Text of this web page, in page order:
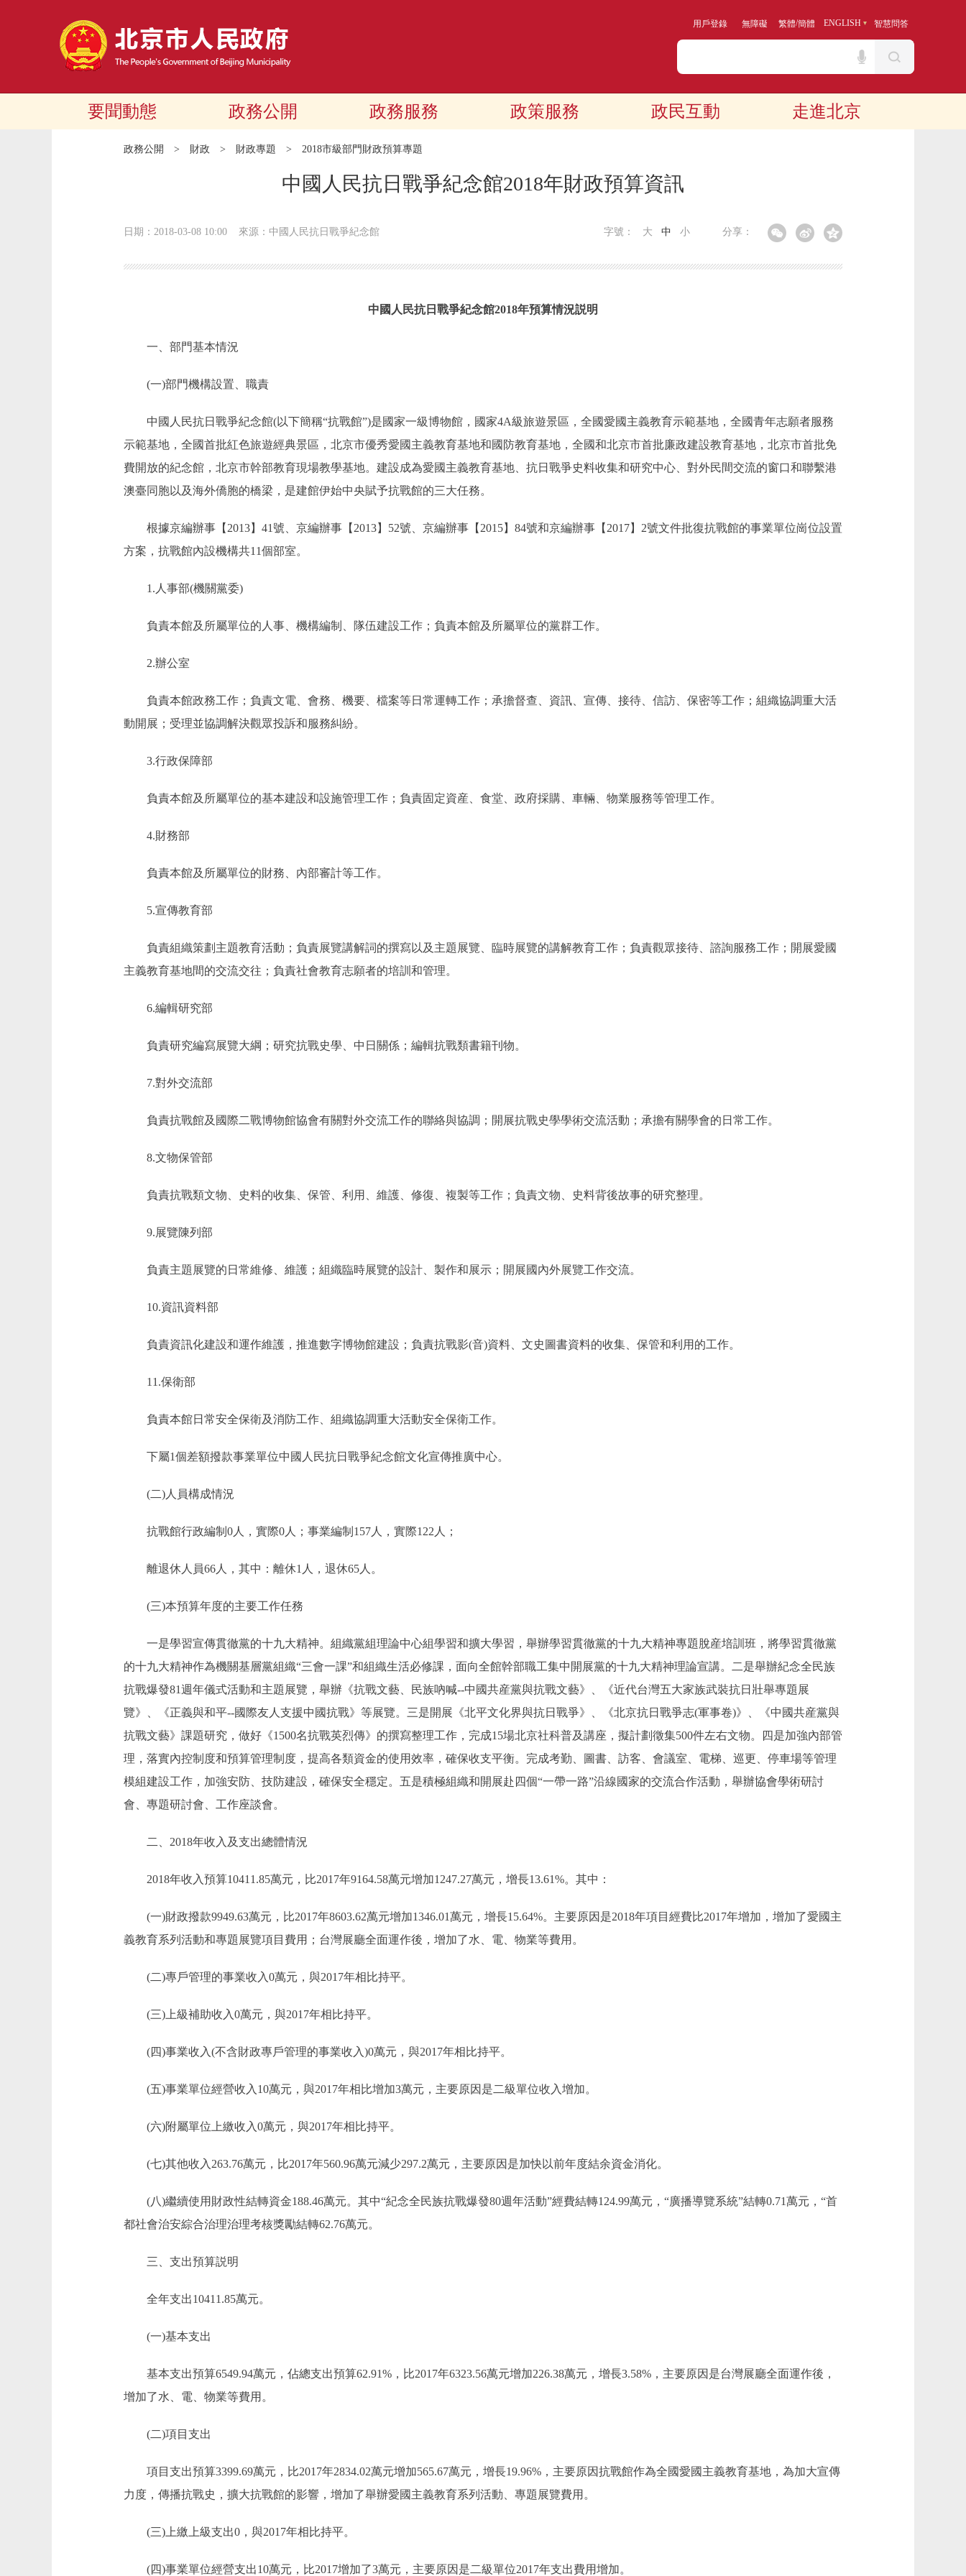
用戶登錄 無障礙 繁體/簡體 ENGLISH 智慧問答
要聞動態 政務公開 政務服務 政策服務 政民互動 走進北京
政務公開 > 財政 > 財政專題 > 2018市級部門財政預算專題
中國人民抗日戰爭紀念館2018年財政預算資訊
日期：2018-03-08 10:00 來源：中國人民抗日戰爭紀念館 分享：
字號： 大 中 小
中國人民抗日戰爭紀念館2018年預算情況説明
一、部門基本情況
(一)部門機構設置、職責
中國人民抗日戰爭紀念館(以下簡稱“抗戰館”)是國家一級博物館，國家4A級旅遊景區，全國愛國主義教育示範基地，全國青年志願者服務
示範基地，全國首批紅色旅遊經典景區，北京市優秀愛國主義教育基地和國防教育基地，全國和北京市首批廉政建設教育基地，北京市首批免
費開放的紀念館，北京市幹部教育現場教學基地。建設成為愛國主義教育基地、抗日戰爭史料收集和研究中心、對外民間交流的窗口和聯繫港
澳臺同胞以及海外僑胞的橋梁，是建館伊始中央賦予抗戰館的三大任務。
根據京編辦事【2013】41號、京編辦事【2013】52號、京編辦事【2015】84號和京編辦事【2017】2號文件批復抗戰館的事業單位崗位設置
方案，抗戰館內設機構共11個部室。
1.人事部(機關黨委)
負責本館及所屬單位的人事、機構編制、隊伍建設工作；負責本館及所屬單位的黨群工作。
2.辦公室
負責本館政務工作；負責文電、會務、機要、檔案等日常運轉工作；承擔督查、資訊、宣傳、接待、信訪、保密等工作；組織協調重大活
動開展；受理並協調解決觀眾投訴和服務糾紛。
3.行政保障部
負責本館及所屬單位的基本建設和設施管理工作；負責固定資産、食堂、政府採購、車輛、物業服務等管理工作。
4.財務部
負責本館及所屬單位的財務、內部審計等工作。
5.宣傳教育部
負責組織策劃主題教育活動；負責展覽講解詞的撰寫以及主題展覽、臨時展覽的講解教育工作；負責觀眾接待、諮詢服務工作；開展愛國
主義教育基地間的交流交往；負責社會教育志願者的培訓和管理。
6.編輯研究部
負責研究編寫展覽大綱；研究抗戰史學、中日關係；編輯抗戰類書籍刊物。
7.對外交流部
負責抗戰館及國際二戰博物館協會有關對外交流工作的聯絡與協調；開展抗戰史學學術交流活動；承擔有關學會的日常工作。
8.文物保管部
負責抗戰類文物、史料的收集、保管、利用、維護、修復、複製等工作；負責文物、史料背後故事的研究整理。
9.展覽陳列部
負責主題展覽的日常維修、維護；組織臨時展覽的設計、製作和展示；開展國內外展覽工作交流。
10.資訊資料部
負責資訊化建設和運作維護，推進數字博物館建設；負責抗戰影(音)資料、文史圖書資料的收集、保管和利用的工作。
11.保衛部
負責本館日常安全保衛及消防工作、組織協調重大活動安全保衛工作。
下屬1個差額撥款事業單位中國人民抗日戰爭紀念館文化宣傳推廣中心。
(二)人員構成情況
抗戰館行政編制0人，實際0人；事業編制157人，實際122人；
離退休人員66人，其中：離休1人，退休65人。
(三)本預算年度的主要工作任務
一是學習宣傳貫徹黨的十九大精神。組織黨組理論中心組學習和擴大學習，舉辦學習貫徹黨的十九大精神專題脫産培訓班，將學習貫徹黨
的十九大精神作為機關基層黨組織“三會一課”和組織生活必修課，面向全館幹部職工集中開展黨的十九大精神理論宣講。二是舉辦紀念全民族
抗戰爆發81週年儀式活動和主題展覽，舉辦《抗戰文藝、民族吶喊--中國共産黨與抗戰文藝》、《近代台灣五大家族武裝抗日壯舉專題展
覽》、《正義與和平--國際友人支援中國抗戰》等展覽。三是開展《北平文化界與抗日戰爭》、《北京抗日戰爭志(軍事卷)》、《中國共産黨與
抗戰文藝》課題研究，做好《1500名抗戰英烈傳》的撰寫整理工作，完成15場北京社科普及講座，擬計劃徵集500件左右文物。四是加強內部管
理，落實內控制度和預算管理制度，提高各類資金的使用效率，確保收支平衡。完成考勤、圖書、訪客、會議室、電梯、巡更、停車場等管理
模組建設工作，加強安防、技防建設，確保安全穩定。五是積極組織和開展赴四個“一帶一路”沿線國家的交流合作活動，舉辦協會學術研討
會、專題研討會、工作座談會。
二、2018年收入及支出總體情況
2018年收入預算10411.85萬元，比2017年9164.58萬元增加1247.27萬元，增長13.61%。其中：
(一)財政撥款9949.63萬元，比2017年8603.62萬元增加1346.01萬元，增長15.64%。主要原因是2018年項目經費比2017年增加，增加了愛國主
義教育系列活動和專題展覽項目費用；台灣展廳全面運作後，增加了水、電、物業等費用。
(二)專戶管理的事業收入0萬元，與2017年相比持平。
(三)上級補助收入0萬元，與2017年相比持平。
(四)事業收入(不含財政專戶管理的事業收入)0萬元，與2017年相比持平。
(五)事業單位經營收入10萬元，與2017年相比增加3萬元，主要原因是二級單位收入增加。
(六)附屬單位上繳收入0萬元，與2017年相比持平。
(七)其他收入263.76萬元，比2017年560.96萬元減少297.2萬元，主要原因是加快以前年度結余資金消化。
(八)繼續使用財政性結轉資金188.46萬元。其中“紀念全民族抗戰爆發80週年活動”經費結轉124.99萬元，“廣播導覽系統”結轉0.71萬元，“首
都社會治安綜合治理治理考核獎勵結轉62.76萬元。
三、支出預算説明
全年支出10411.85萬元。
(一)基本支出
基本支出預算6549.94萬元，佔總支出預算62.91%，比2017年6323.56萬元增加226.38萬元，增長3.58%，主要原因是台灣展廳全面運作後，
增加了水、電、物業等費用。
(二)項目支出
項目支出預算3399.69萬元，比2017年2834.02萬元增加565.67萬元，增長19.96%，主要原因抗戰館作為全國愛國主義教育基地，為加大宣傳
力度，傳播抗戰史，擴大抗戰館的影響，增加了舉辦愛國主義教育系列活動、專題展覽費用。
(三)上繳上級支出0，與2017年相比持平。
(四)事業單位經營支出10萬元，比2017增加了3萬元，主要原因是二級單位2017年支出費用增加。